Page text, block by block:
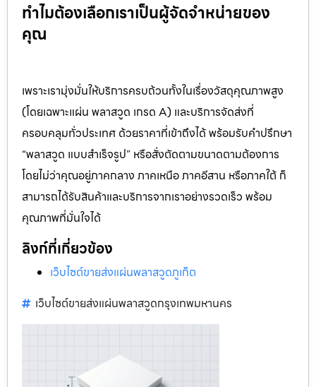
ทำไมต้องเลือกเราเป็นผู้จัดจำหน่ายของ
คุณ
เพราะเรามุ่งมั่นให้บริการครบถ้วนทั้งในเรื่องวัสดุคุณภาพสูง
(โดยเฉพาะแผ่น พลาสวูด เกรด A) และบริการจัดส่งที่
ครอบคลุมทั่วประเทศ ด้วยราคาที่เข้าถึงได้ พร้อมรับคำปรึกษา
“พลาสวูด แบบสำเร็จรูป” หรือสั่งตัดตามขนาดตามต้องการ
โดยไม่ว่าคุณอยู่ภาคกลาง ภาคเหนือ ภาคอีสาน หรือภาคใต้ ก็
สามารถได้รับสินค้าและบริการจากเราอย่างรวดเร็ว พร้อม
คุณภาพที่มั่นใจได้
ลิงก์ที่เกี่ยวข้อง
เว็บไซต์ขายส่งแผ่นพลาสวูดภูเก็ต
เว็บไซต์ขายส่งแผ่นพลาสวูดกรุงเทพมหานคร